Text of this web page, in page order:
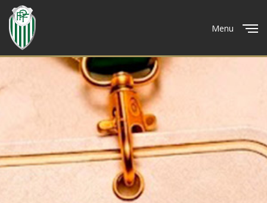
Menu